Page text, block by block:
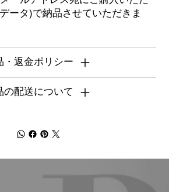
ータ)で納品させていただきま
・返金ポリシー
の配送について